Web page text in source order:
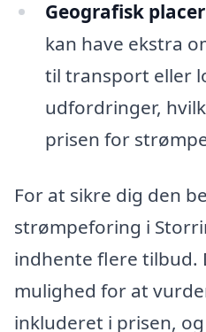
Geografisk
kan have ekstra
til transport eller
udfordringer,
prisen for
For at sikre dig den
strømpeforing i
indhente flere tilbud.
mulighed for at
inkluderet i prisen,